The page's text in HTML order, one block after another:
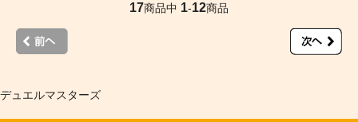
17商品中 1-12商品
デュエルマスターズ